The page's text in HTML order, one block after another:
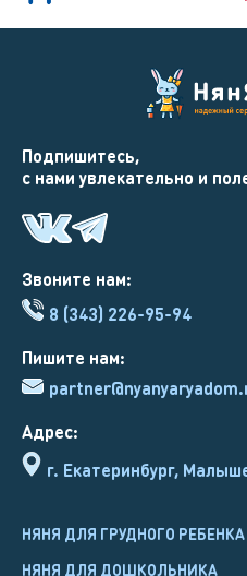
Адрес:
г. Екатеринбург,
Звоните нам:
8 (343) 226-95-94
НЯНЯ ДЛЯ ГРУДНОГО РЕБЕНКА
НЯНЯ ДЛЯ ДОШКОЛЬНИКА
Пишите нам:
Подпишитесь,
с нами увлекательно и